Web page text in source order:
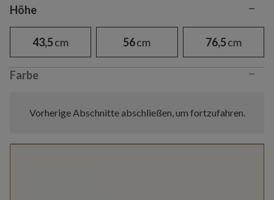
Variant selection
Höhe −
43,5cm 56cm 76,5cm
Farbe −
Vorherige Abschnitte abschließen, um fortzufahren.